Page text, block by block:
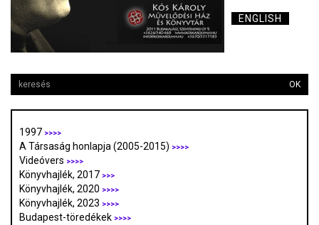
ENGLISH
OK
1997 >>>>
A Társaság honlapja (2005-2015) >>>>
Videóvers >>>>
Könyvhajlék, 2017 >>>
Könyvhajlék, 2020 >>>>
Könyvhajlék, 2023 >>>>
Budapest-töredékek >>>>